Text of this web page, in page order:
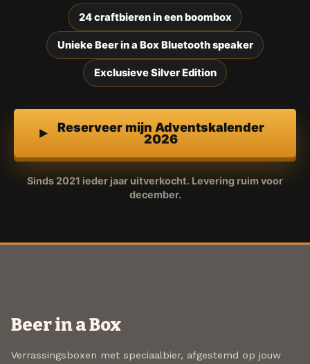
24 craftbieren in een boombox
Unieke Beer in a Box Bluetooth speaker
Exclusieve Silver Edition
Reserveer mijn Adventskalender
2026
Sinds 2021 ieder jaar uitverkocht. Levering ruim voor
december.
Beer in a Box
Verrassingsboxen met speciaalbier, afgestemd op jouw